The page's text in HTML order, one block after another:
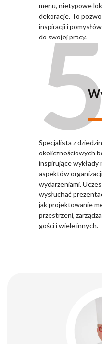
menu, nietypowe
dekoracje. To
inspiracji i
do swojej pracy.
Specjalista z
okolicznościowych
inspirujące wykłady
aspektów
wydarzeniami.
wysłuchać
jak projektowanie
przestrzeni,
gości i wiele innych.